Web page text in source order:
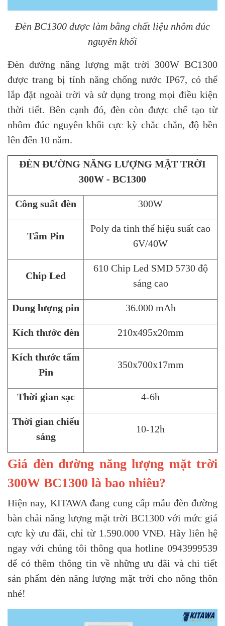
Đèn BC1300 được làm bằng chất liệu nhôm đúc
nguyên khối
Đèn đường năng lượng mặt trời 300W BC1300
được trang bị tính năng chống nước IP67, có thể
lắp đặt ngoài trời và sử dụng trong mọi điều kiện
thời tiết. Bên cạnh đó, đèn còn được chế tạo từ
nhôm đúc nguyên khối cực kỳ chắc chắn, độ bền
lên đến 10 năm.
ĐÈN ĐƯỜNG NĂNG LƯỢNG MẶT TRỜI
300W - BC1300
Công suất đèn 300W
Tấm Pin
Poly đa tinh thể hiệu suất cao
6V/40W
Chip Led
610 Chip Led SMD 5730 độ
sáng cao
Dung lượng pin 36.000 mAh
Kích thước đèn 210x495x20mm
Kích thước tấm
Pin
350x700x17mm
Thời gian sạc 4-6h
Thời gian chiếu
sáng
10-12h
Giá đèn đường năng lượng mặt trời
300W BC1300 là bao nhiêu?
Hiện nay, KITAWA đang cung cấp mẫu đèn đường
bàn chải năng lượng mặt trời BC1300 với mức giá
cực kỳ ưu đãi, chỉ từ 1.590.000 VNĐ. Hãy liên hệ
ngay với chúng tôi thông qua hotline 0943999539
để có thêm thông tin về những ưu đãi và chi tiết
sản phẩm đèn năng lượng mặt trời cho nông thôn
nhé!